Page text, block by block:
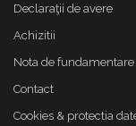
Declaraţii de avere
Achizitii
Nota de fundamentare
Contact
Cookies & protectia